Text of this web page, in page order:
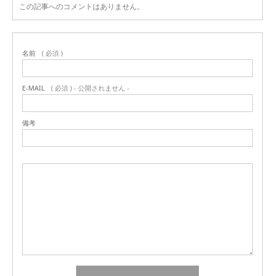
この記事へのコメントはありません。
名前 ( 必須 )
E-MAIL ( 必須 ) - 公開されません -
備考